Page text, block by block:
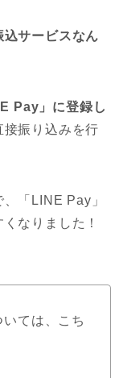
サービスなん
Pay」に登録し
振り込みを行
「LINE Pay」
なりました！
ては、こち